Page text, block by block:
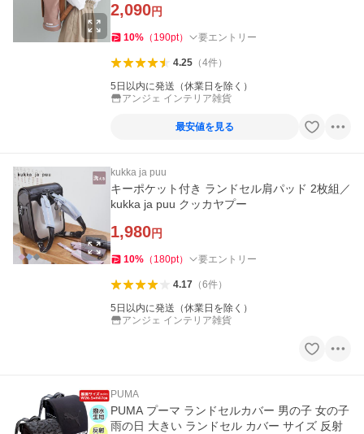
2,090円
10% （ 190pt） 要エントリー
4.25（4件）
5日以内に発送（休業日を除く）
アンジェ インテリア雑貨
最安値を見る
kukka ja puu
キーポケット付き ランドセル肩パッド 2枚組／
kukka ja puu クッカヤプー
1,980円
10% （ 180pt） 要エントリー
4.17（6件）
5日以内に発送（休業日を除く）
アンジェ インテリア雑貨
PUMA
PUMA プーマ ランドセルカバー 男の子 女の子
雨の日 大きい ランドセル カバー サイズ 反射